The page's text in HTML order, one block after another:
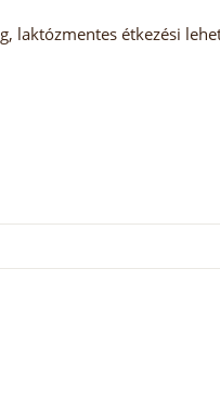
laktózmentes étkezési